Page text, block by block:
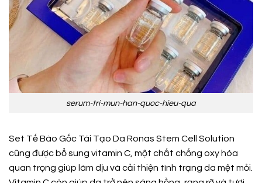
serum-tri-mun-han-quoc-hieu-qua
Set Tế Bào Gốc Tái Tạo Da Ronas Stem Cell Solution
cũng được bổ sung vitamin C, một chất chống oxy hóa
quan trọng giúp làm dịu và cải thiện tình trạng da mệt mỏi.